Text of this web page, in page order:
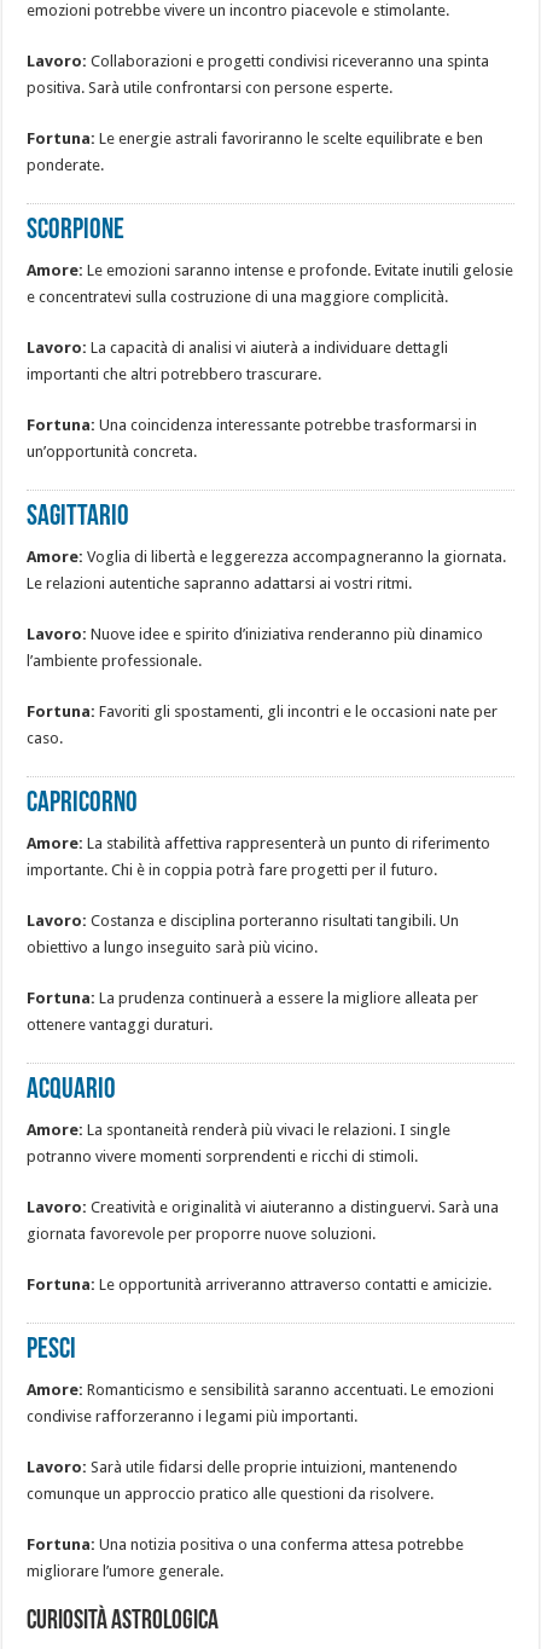
emozioni potrebbe vivere un incontro piacevole e stimolante.
Lavoro: Collaborazioni e progetti condivisi riceveranno una spinta
positiva. Sarà utile confrontarsi con persone esperte.
Fortuna: Le energie astrali favoriranno le scelte equilibrate e ben
ponderate.
SCORPIONE
Amore: Le emozioni saranno intense e profonde. Evitate inutili gelosie
e concentratevi sulla costruzione di una maggiore complicità.
Lavoro: La capacità di analisi vi aiuterà a individuare dettagli
importanti che altri potrebbero trascurare.
Fortuna: Una coincidenza interessante potrebbe trasformarsi in
un’opportunità concreta.
SAGITTARIO
Amore: Voglia di libertà e leggerezza accompagneranno la giornata.
Le relazioni autentiche sapranno adattarsi ai vostri ritmi.
Lavoro: Nuove idee e spirito d’iniziativa renderanno più dinamico
l’ambiente professionale.
Fortuna: Favoriti gli spostamenti, gli incontri e le occasioni nate per
caso.
CAPRICORNO
Amore: La stabilità affettiva rappresenterà un punto di riferimento
importante. Chi è in coppia potrà fare progetti per il futuro.
Lavoro: Costanza e disciplina porteranno risultati tangibili. Un
obiettivo a lungo inseguito sarà più vicino.
Fortuna: La prudenza continuerà a essere la migliore alleata per
ottenere vantaggi duraturi.
ACQUARIO
Amore: La spontaneità renderà più vivaci le relazioni. I single
potranno vivere momenti sorprendenti e ricchi di stimoli.
Lavoro: Creatività e originalità vi aiuteranno a distinguervi. Sarà una
giornata favorevole per proporre nuove soluzioni.
Fortuna: Le opportunità arriveranno attraverso contatti e amicizie.
PESCI
Amore: Romanticismo e sensibilità saranno accentuati. Le emozioni
condivise rafforzeranno i legami più importanti.
Lavoro: Sarà utile fidarsi delle proprie intuizioni, mantenendo
comunque un approccio pratico alle questioni da risolvere.
Fortuna: Una notizia positiva o una conferma attesa potrebbe
migliorare l’umore generale.
Curiosità astrologica